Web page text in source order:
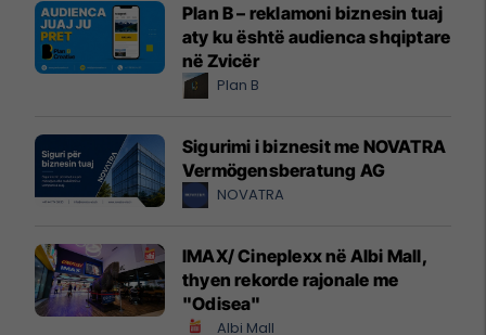
Plan B – reklamoni biznesin tuaj
aty ku është audienca shqiptare
në Zvicër
Plan B
Sigurimi i biznesit me NOVATRA
Vermögensberatung AG
NOVATRA
IMAX/ Cineplexx në Albi Mall,
thyen rekorde rajonale me
"Odisea"
Albi Mall